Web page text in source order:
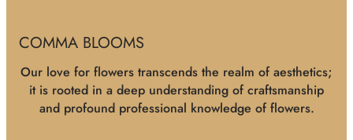
COMMA BLOOMS
Our love for flowers transcends the realm of aesthetics;
it is rooted in a deep understanding of craftsmanship
and profound professional knowledge of flowers.